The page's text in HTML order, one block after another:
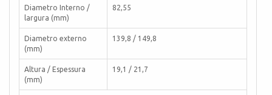
Diametro Interno /
largura (mm)
82,55
Diametro externo
(mm)
139,8 / 149,8
Altura / Espessura
(mm)
19,1 / 21,7